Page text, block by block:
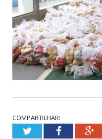
COMPARTILHAR:
TwitterFacebook